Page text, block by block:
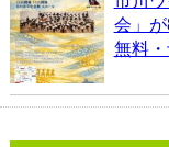
会」
無料